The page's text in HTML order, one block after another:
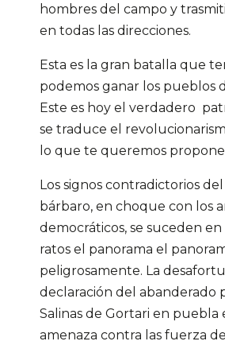
hombres del campo y
en todas las direcciones.
Esta es la gran batalla que
podemos ganar los pueblos
Este es hoy el verdadero
se traduce el
lo que te queremos
Los signos contradictorios
bárbaro, en choque con los
democráticos, se suceden en
ratos el panorama el
peligrosamente. La
declaración del abanderado
Salinas de Gortari en puebla
amenaza contra las fuerza